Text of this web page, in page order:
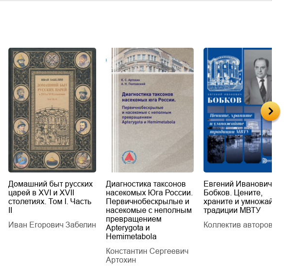
Домашний быт русских
царей в XVI и XVII
столетиях. Том I. Часть
Иван Егорович Забелин
Диагностика таксонов
насекомых Юга России.
Первичнобескрылые и
насекомые с неполным
превращением
Apterygota и
Hemimetabola
Константин Сергеевич
Артохин
Евгений Иванович
Бобков. Цените,
храните и умножайте
традиции МВТУ
Коллектив авторов